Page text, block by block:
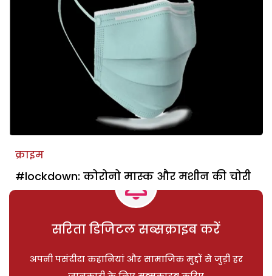
क्राइम
#lockdown: कोरोनो मास्क और मशीन की चोरी
सरिता डिजिटल सब्सक्राइब करें
अपनी पसंदीदा कहानियां और सामाजिक मुद्दों से जुड़ी हर